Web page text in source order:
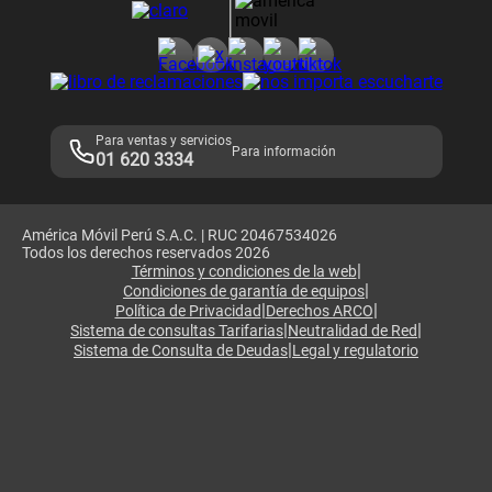
Adquirientes iPhone 6, 6S y SE
Mensaje de Seguridad
Términos y Condiciones de Tienda Claro
Libro de Reclamaciones
Para ventas y servicios
01 620 3334 Para información
América Móvil Perú S.A.C. | RUC 20467534026
Todos los derechos reservados 2026
Términos y condiciones de la web|
Condiciones de garantía de equipos|
Política de Privacidad|Derechos ARCO|
Sistema de consultas Tarifarias|Neutralidad de Red|
Sistema de Consulta de Deudas|Legal y regulatorio